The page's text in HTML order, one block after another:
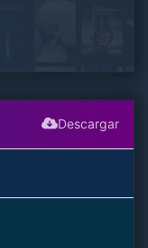
Descargar